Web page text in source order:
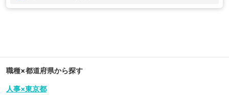
職種×都道府県から探す
人事×東京都